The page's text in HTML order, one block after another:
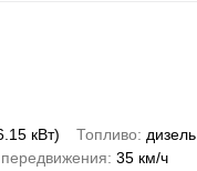
кВт) Топливо дизель
35 км/ч